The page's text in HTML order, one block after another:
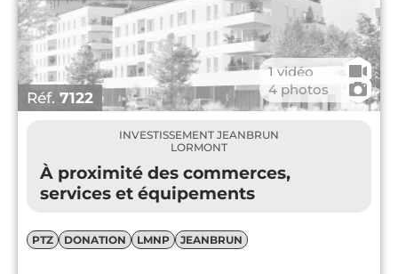
Réf. 7122
1 vidéo 🎥
4 photos 📷
INVESTISSEMENT JEANBRUN
LORMONT
À proximité des commerces,
services et équipements
PTZ DONATION LMNP JEANBRUN